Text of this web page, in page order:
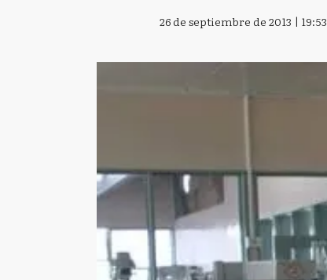
26 de septiembre de 2013 | 19:53